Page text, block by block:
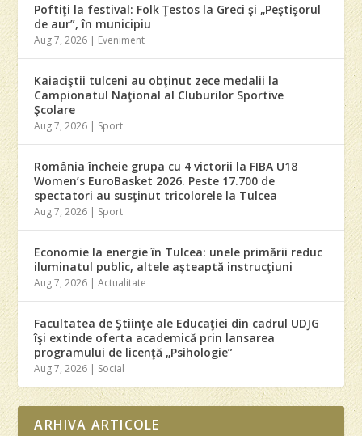
Poftiţi la festival: Folk Ţestos la Greci şi „Peştişorul
de aur”, în municipiu
Aug 7, 2026 | Eveniment
Kaiaciştii tulceni au obţinut zece medalii la
Campionatul Naţional al Cluburilor Sportive
Şcolare
Aug 7, 2026 | Sport
România încheie grupa cu 4 victorii la FIBA U18
Women’s EuroBasket 2026. Peste 17.700 de
spectatori au susţinut tricolorele la Tulcea
Aug 7, 2026 | Sport
Economie la energie în Tulcea: unele primării reduc
iluminatul public, altele aşteaptă instrucţiuni
Aug 7, 2026 |Actualitate
Facultatea de Ştiinţe ale Educaţiei din cadrul UDJG
îşi extinde oferta academică prin lansarea
programului de licenţă „Psihologie”
Aug 7, 2026 | Social
ARHIVA ARTICOLE